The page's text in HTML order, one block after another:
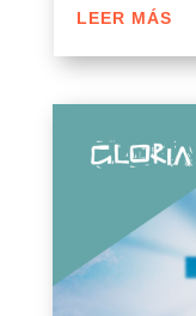
LEER MÁS